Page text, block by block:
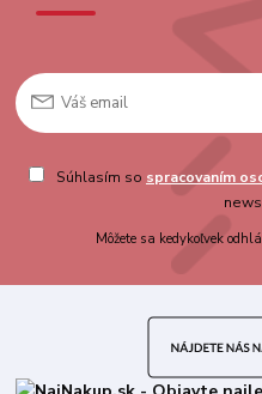
Súhlasím so spracovaním
Môžete sa kedykoľvek